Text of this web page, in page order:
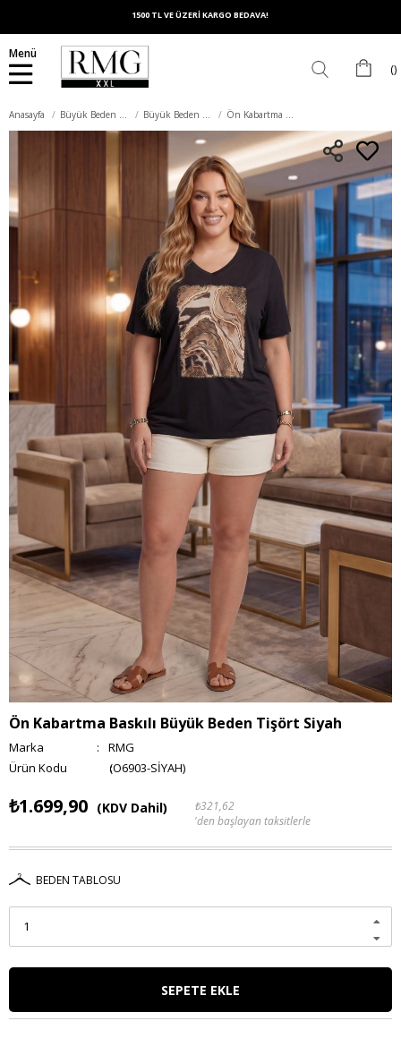
1500 TL VE ÜZERİ KARGO BEDAVA!
Menü
Anasayfa Büyük Beden Üst Giyim Büyük Beden Tişört Ön Kabartma Baskılı Büyük Beden Tişört Siyah
Ön Kabartma Baskılı Büyük Beden Tişört Siyah
Marka :
RMG
(O6903-SİYAH)
₺1.699,90 (KDV Dahil)
₺321,62
'den başlayan taksitlerle
BEDEN TABLOSU